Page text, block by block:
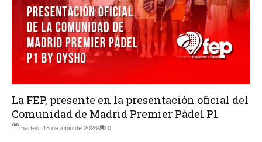
La FEP, presente en la presentación oficial del
Comunidad de Madrid Premier Pádel P1
martes, 16 de junio de 2026 0